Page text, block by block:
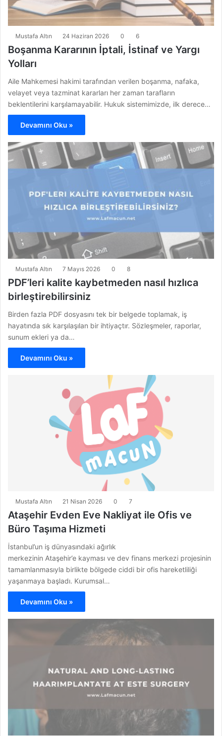
Mustafa Altın 24 Haziran 2026 0 6
Boşanma Kararının İptali, İstinaf ve Yargı
Yolları
Aile Mahkemesi hakimi tarafından verilen boşanma, nafaka,
velayet veya tazminat kararları her zaman tarafların
beklentilerini karşılamayabilir. Hukuk sistemimizde, ilk derece…
Devamını Oku »
Mustafa Altın 7 Mayıs 2026 0 8
PDF’leri kalite kaybetmeden nasıl hızlıca
birleştirebilirsiniz
Birden fazla PDF dosyasını tek bir belgede toplamak, iş
hayatında sık karşılaşılan bir ihtiyaçtır. Sözleşmeler, raporlar,
sunum ekleri ya da…
Devamını Oku »
Mustafa Altın 21 Nisan 2026 0 7
Ataşehir Evden Eve Nakliyat ile Ofis ve
Büro Taşıma Hizmeti
İstanbul’un iş dünyasındaki ağırlık
merkezinin Ataşehir’e kayması ve dev finans merkezi projesinin
tamamlanmasıyla birlikte bölgede ciddi bir ofis hareketliliği
yaşanmaya başladı. Kurumsal…
Devamını Oku »